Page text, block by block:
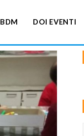
BDM DOI EVENTI